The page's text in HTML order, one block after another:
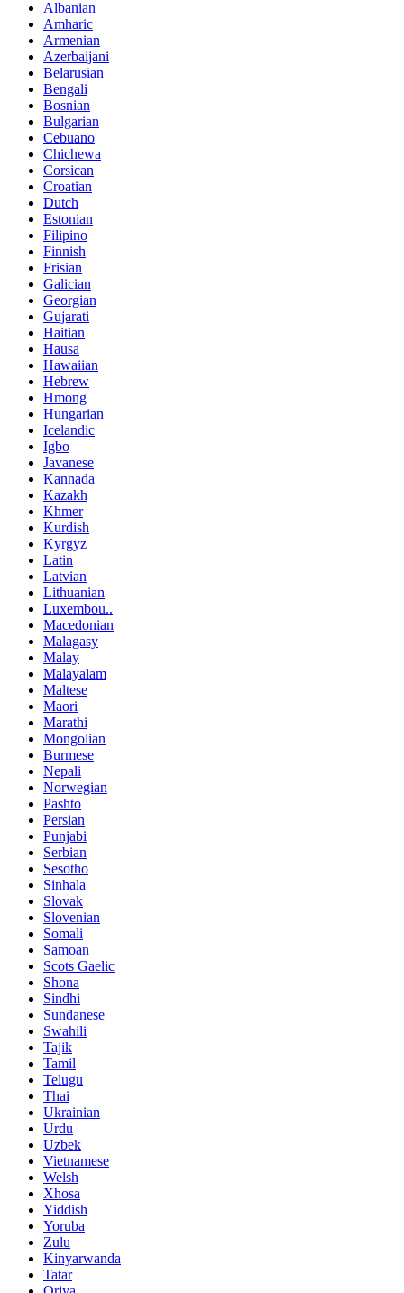
Albanian
Amharic
Armenian
Azerbaijani
Belarusian
Bengali
Bosnian
Bulgarian
Cebuano
Chichewa
Corsican
Croatian
Dutch
Estonian
Filipino
Finnish
Frisian
Galician
Georgian
Gujarati
Haitian
Hausa
Hawaiian
Hebrew
Hmong
Hungarian
Icelandic
Igbo
Javanese
Kannada
Kazakh
Khmer
Kurdish
Kyrgyz
Latin
Latvian
Lithuanian
Luxembou..
Macedonian
Malagasy
Malay
Malayalam
Maltese
Maori
Marathi
Mongolian
Burmese
Nepali
Norwegian
Pashto
Persian
Punjabi
Serbian
Sesotho
Sinhala
Slovak
Slovenian
Somali
Samoan
Scots Gaelic
Shona
Sindhi
Sundanese
Swahili
Tajik
Tamil
Telugu
Thai
Ukrainian
Urdu
Uzbek
Vietnamese
Welsh
Xhosa
Yiddish
Yoruba
Zulu
Kinyarwanda
Tatar